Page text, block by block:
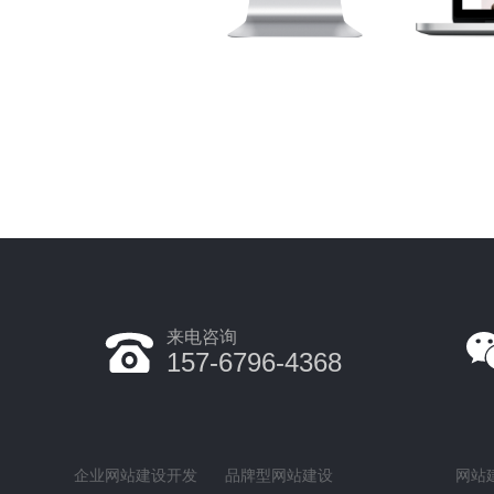
来电咨询
157-6796-4368
企业网站建设开发 品牌型网站建设 网站